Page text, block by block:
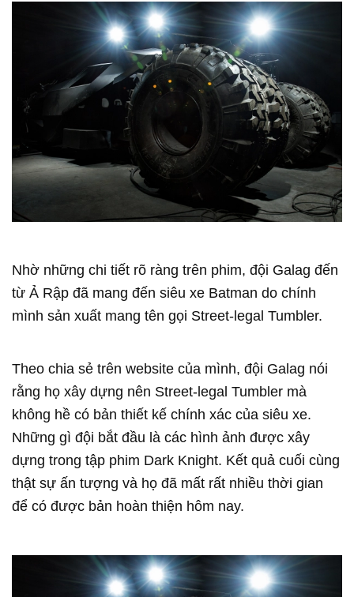
Nhờ những chi tiết rõ ràng trên phim, đội Galag đến
từ Ả Rập đã mang đến siêu xe Batman do chính
mình sản xuất mang tên gọi Street-legal Tumbler.
Theo chia sẻ trên website của mình, đội Galag nói
rằng họ xây dựng nên Street-legal Tumbler mà
không hề có bản thiết kế chính xác của siêu xe.
Những gì đội bắt đầu là các hình ảnh được xây
dựng trong tập phim Dark Knight. Kết quả cuối cùng
thật sự ấn tượng và họ đã mất rất nhiều thời gian
để có được bản hoàn thiện hôm nay.